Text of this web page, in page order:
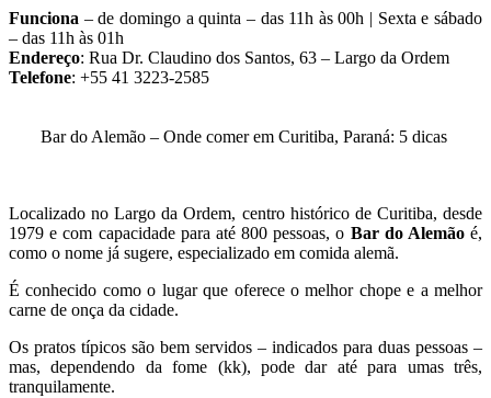
Funciona – de domingo a quinta – das 11h às 00h | Sexta e sábado
– das 11h às 01h
Endereço: Rua Dr. Claudino dos Santos, 63 – Largo da Ordem
Telefone: +55 41 3223-2585
Bar do Alemão – Onde comer em Curitiba, Paraná: 5 dicas
Localizado no Largo da Ordem, centro histórico de Curitiba, desde
1979 e com capacidade para até 800 pessoas, o Bar do Alemãoé,
como o nome já sugere, especializado em comida alemã.
É conhecido como o lugar que oferece o melhor chope e a melhor
carne de onça da cidade.
Os pratos típicos são bem servidos – indicados para duas pessoas –
mas, dependendo da fome (kk), pode dar até para umas três,
tranquilamente.